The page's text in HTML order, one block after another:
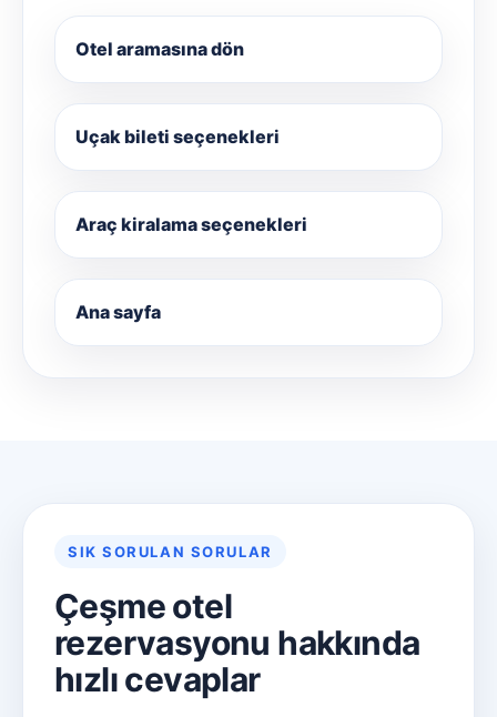
Otel aramasına dön
Uçak bileti seçenekleri
Araç kiralama seçenekleri
Ana sayfa
SIK SORULAN SORULAR
Çeşme otel
rezervasyonu hakkında
hızlı cevaplar